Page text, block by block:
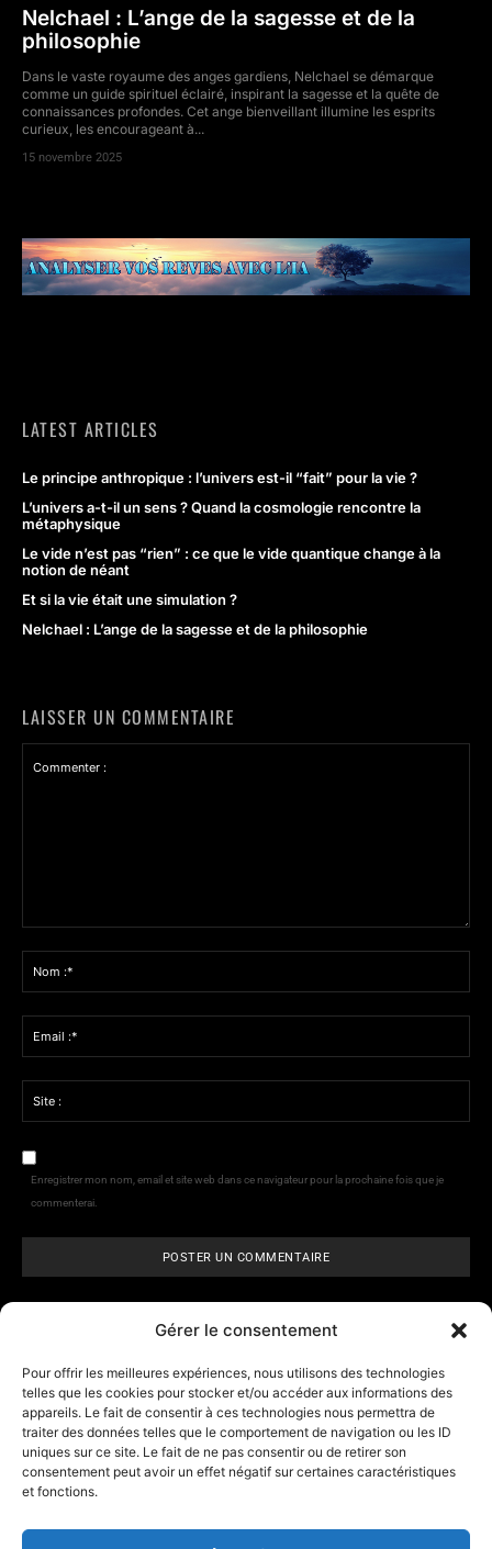
Gérer le consentement
Pour offrir les meilleures expériences, nous utilisons des technologies
telles que les cookies pour stocker et/ou accéder aux informations des
appareils. Le fait de consentir à ces technologies nous permettra de
traiter des données telles que le comportement de navigation ou les ID
uniques sur ce site. Le fait de ne pas consentir ou de retirer son
consentement peut avoir un effet négatif sur certaines caractéristiques
et fonctions.
Nelchael : L’ange de la sagesse et de la
philosophie
Dans le vaste royaume des anges gardiens, Nelchael se démarque
comme un guide spirituel éclairé, inspirant la sagesse et la quête de
connaissances profondes. Cet ange bienveillant illumine les esprits
curieux, les encourageant à...
15 novembre 2025
LATEST ARTICLES
Le principe anthropique : l’univers est-il “fait” pour la vie ?
L’univers a-t-il un sens ? Quand la cosmologie rencontre la
métaphysique
Le vide n’est pas “rien” : ce que le vide quantique change à la
notion de néant
Et si la vie était une simulation ?
Nelchael : L’ange de la sagesse et de la philosophie
LAISSER UN COMMENTAIRE
:
Enregistrer mon nom, email et site web dans ce navigateur pour la prochaine fois que je
commenterai.
ARCANE VISIONS- Tarologie,
numérologie et
horoscope